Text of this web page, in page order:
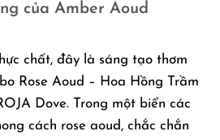
của Amber Aoud
chất, đây là sáng tạo thơm
Rose Aoud – Hoa Hồng Trầm
Dove. Trong một biển các
cách rose aoud, chắc chắn